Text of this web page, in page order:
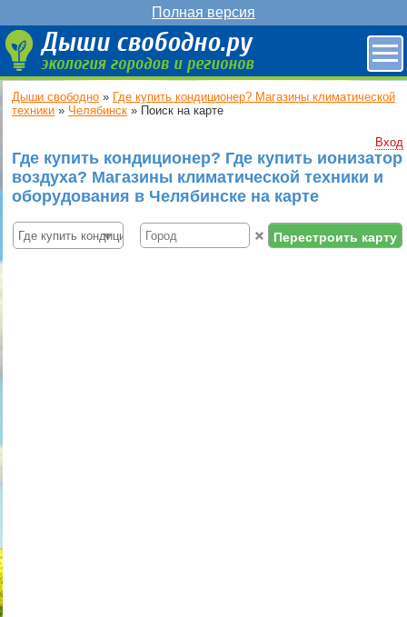
Полная версия
Дыши свободно » Где купить кондиционер? Магазины климатической
техники » Челябинск » Поиск на карте
Вход
Где купить кондиционер? Где купить ионизатор
воздуха? Магазины климатической техники и
оборудования в Челябинске на карте